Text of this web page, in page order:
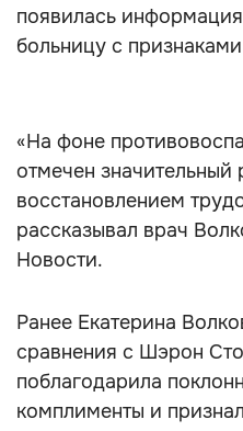
появилась
больницу с
«На фоне
отмечен
восстановлением
рассказывал врач
Новости.
Ранее Екатерина
сравнения с Шэрон
поблагодарила
комплименты и